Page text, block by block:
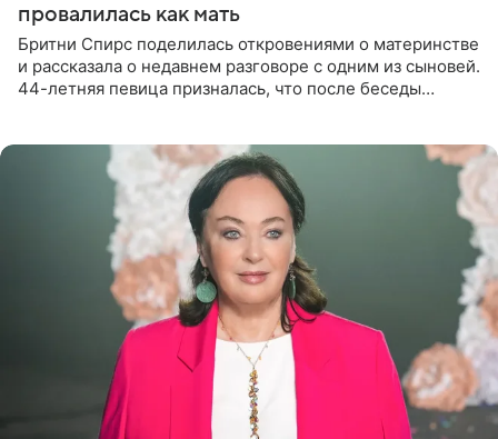
провалилась как мать
Бритни Спирс поделилась откровениями о материнстве
и рассказала о недавнем разговоре с одним из сыновей.
44-летняя певица призналась, что после беседы